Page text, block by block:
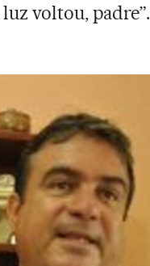
voltou, padre”.